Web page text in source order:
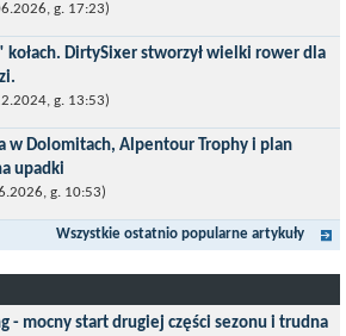
podróżach bez ogromnego zmęczenia stają
dzięki nowoczesnym technologiom ukrytym
g. 17:23)
kołach. DirtySixer stworzył wielki rower dla
zapomnieć, jaką rewolucją okazały się
Z początku wydawało się, że będzie to dobry
g. 13:53)
w Dolomitach, Alpentour Trophy i plan
upadki
planie oznaczał wejście w najbardziej
i cel pierwszej części sezonu: Puchar Świata w
w Dolomitach...
g. 10:53)
Wszystkie ostatnio popularne artykuły
- mocny start drugiej części sezonu i trudna